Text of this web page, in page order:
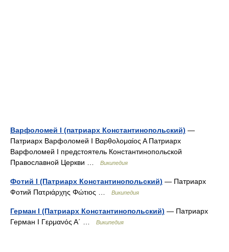
Варфоломей I (патриарх Константинопольский) —
Патриарх Варфоломей I Βαρθολομαίος Α Патриарх
Варфоломей I предстоятель Константинопольской
Православной Церкви …
Википедия
Фотий I (Патриарх Константинопольский) — Патриарх
Фотий Πατριάρχης Φώτιος …
Википедия
Герман I (Патриарх Константинопольский) — Патриарх
Герман I Γερμανός Α΄ …
Википедия